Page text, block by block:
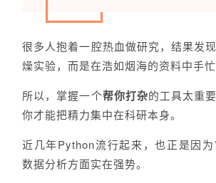
很多人抱着一腔热血做研究，结果发
燥实验，而是在浩如烟海的资料中手忙
所以，掌握一个帮你打杂的工具太重
你才能把精力集中在科研本身。
近几年Python流行起来，也正是因为
数据分析方面实在强势。